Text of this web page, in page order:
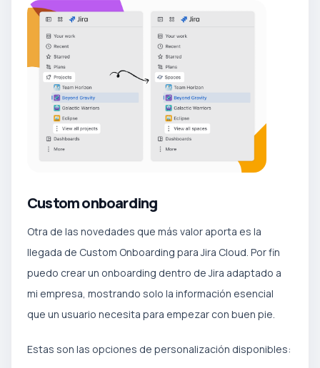
Custom onboarding
Otra de las novedades que más valor aporta es la
llegada de Custom Onboarding para Jira Cloud. Por fin
puedo crear un onboarding dentro de Jira adaptado a
mi empresa, mostrando solo la información esencial
que un usuario necesita para empezar con buen pie.
Estas son las opciones de personalización disponibles: